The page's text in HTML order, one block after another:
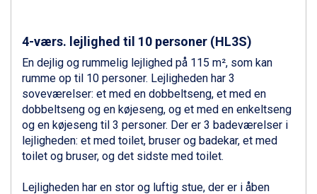
Ponte di Legno fra DKK 4.745
Bad Gastein fra DKK 4.195
Alleghe fra DKK 5.595
Arabba fra DKK 7.045
Sauze dOulx fra DKK 4.045
La Thuile fra DKK 4.595
Val Thorens fra DKK 5.395
Cervinia fra DKK 5.295
Saalbach fra DKK 5.945
4-værs. lejlighed til 10 personer (HL3S)
En dejlig og rummelig lejlighed på 115 m², som kan
rumme op til 10 personer. Lejligheden har 3
soveværelser: et med en dobbeltseng, et med en
dobbeltseng og en køjeseng, og et med en enkeltseng
og en køjeseng til 3 personer. Der er 3 badeværelser i
lejligheden: et med toilet, bruser og badekar, et med
toilet og bruser, og det sidste med toilet.
Lejligheden har en stor og luftig stue, der er i åben